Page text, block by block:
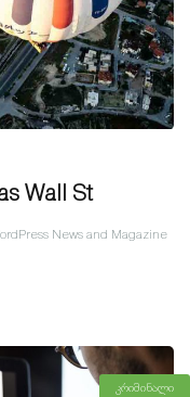
Wall St
News and Magazine
კრიმინალი